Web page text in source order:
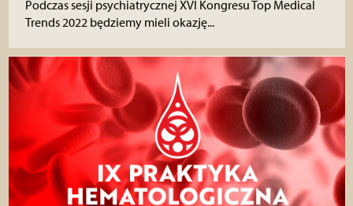
Podczas sesji psychiatrycznej XVI Kongresu Top Medical
Trends 2022 będziemy mieli okazję...